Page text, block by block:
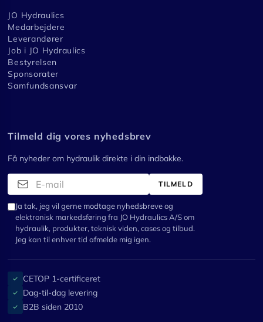
JO Hydraulics
Medarbejdere
Leverandører
Job i JO Hydraulics
Bestyrelsen
Sponsorater
Samfundsansvar
Tilmeld dig vores nyhedsbrev
Få nyheder om hydraulik direkte i din indbakke.
TILMELD
Ja tak, jeg vil gerne modtage nyhedsbreve og
elektronisk markedsføring fra JO Hydraulics A/S om
hydraulik, produkter, teknisk viden, cases og tilbud.
Jeg kan til enhver tid afmelde mig igen.
✓ CETOP 1-certificeret
✓ Dag-til-dag levering
✓ B2B siden 2010